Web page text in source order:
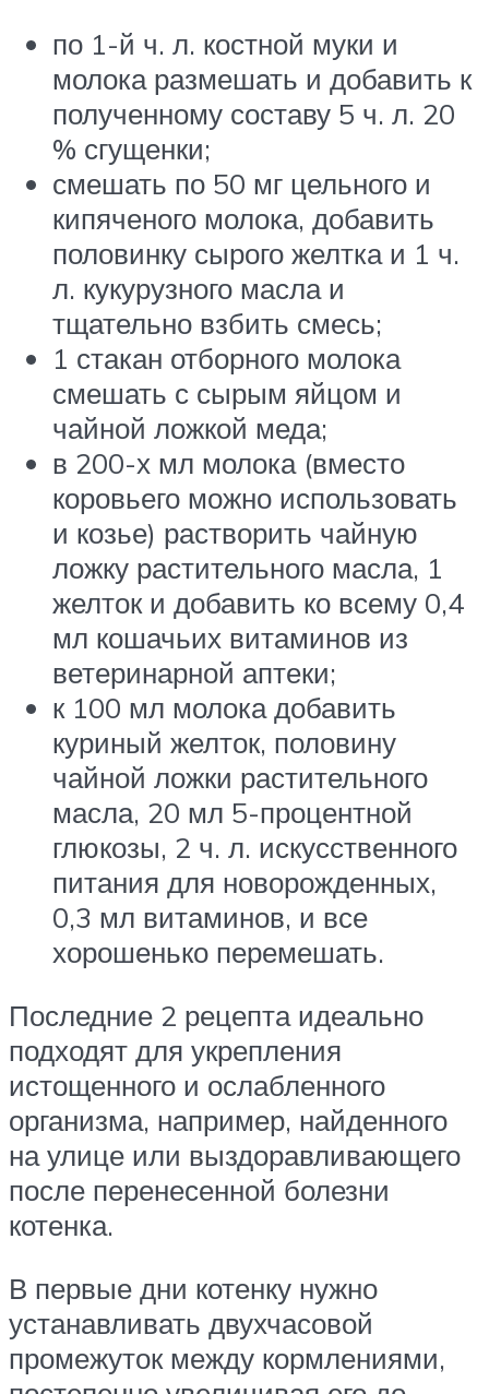
по 1-й ч. л. костной муки и
молока размешать и добавить к
полученному составу 5 ч. л. 20
% сгущенки;
смешать по 50 мг цельного и
кипяченого молока, добавить
половинку сырого желтка и 1 ч.
л. кукурузного масла и
тщательно взбить смесь;
1 стакан отборного молока
смешать с сырым яйцом и
чайной ложкой меда;
в 200-х мл молока (вместо
коровьего можно использовать
и козье) растворить чайную
ложку растительного масла, 1
желток и добавить ко всему 0,4
мл кошачьих витаминов из
ветеринарной аптеки;
к 100 мл молока добавить
куриный желток, половину
чайной ложки растительного
масла, 20 мл 5-процентной
глюкозы, 2 ч. л. искусственного
питания для новорожденных,
0,3 мл витаминов, и все
хорошенько перемешать.
Последние 2 рецепта идеально
подходят для укрепления
истощенного и ослабленного
организма, например, найденного
на улице или выздоравливающего
после перенесенной болезни
котенка.
В первые дни котенку нужно
устанавливать двухчасовой
промежуток между кормлениями,